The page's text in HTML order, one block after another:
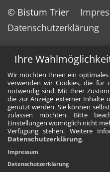
Ihre
Wir möchten Ihnen ein optimales
verwenden wir Cookies, die für
notwendig sind. Mit Ihrer
die zur Anzeige externer Inhalte
genutzt werden. Sie können
zulassen möchten. Bitte
Einstellungen womöglich nicht
Verfügung stehen. Weitere
Datenschutzerklärung.
Impressum
Datenschutzerklärung
© Bistum Trier
Datenschutzerklärung